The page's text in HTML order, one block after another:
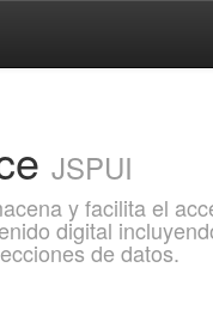
JSPUI
y facilita el
digital
de datos.